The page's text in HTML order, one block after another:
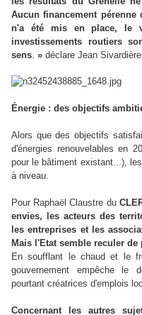
Aucun financement
n'a été mis en place, le
investissements routiers
sens. » déclare Jean
Énergie : des objectifs
Alors que des objectifs
d'énergies renouvelables en
pour le bâtiment existant...),
à niveau.
Pour Raphaël Claustre du
envies, les acteurs des
les entreprises et les
Mais l'Etat semble reculer
En soufflant le chaud et le
gouvernement empêche le
pourtant créatrices d'emplois
Concernant les autres